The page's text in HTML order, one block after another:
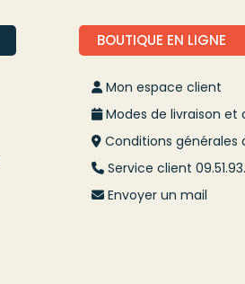
BOUTIQUE EN LIGNE
Mon espace client
Modes de livraison et
Conditions générales
Service client
Envoyer un mail